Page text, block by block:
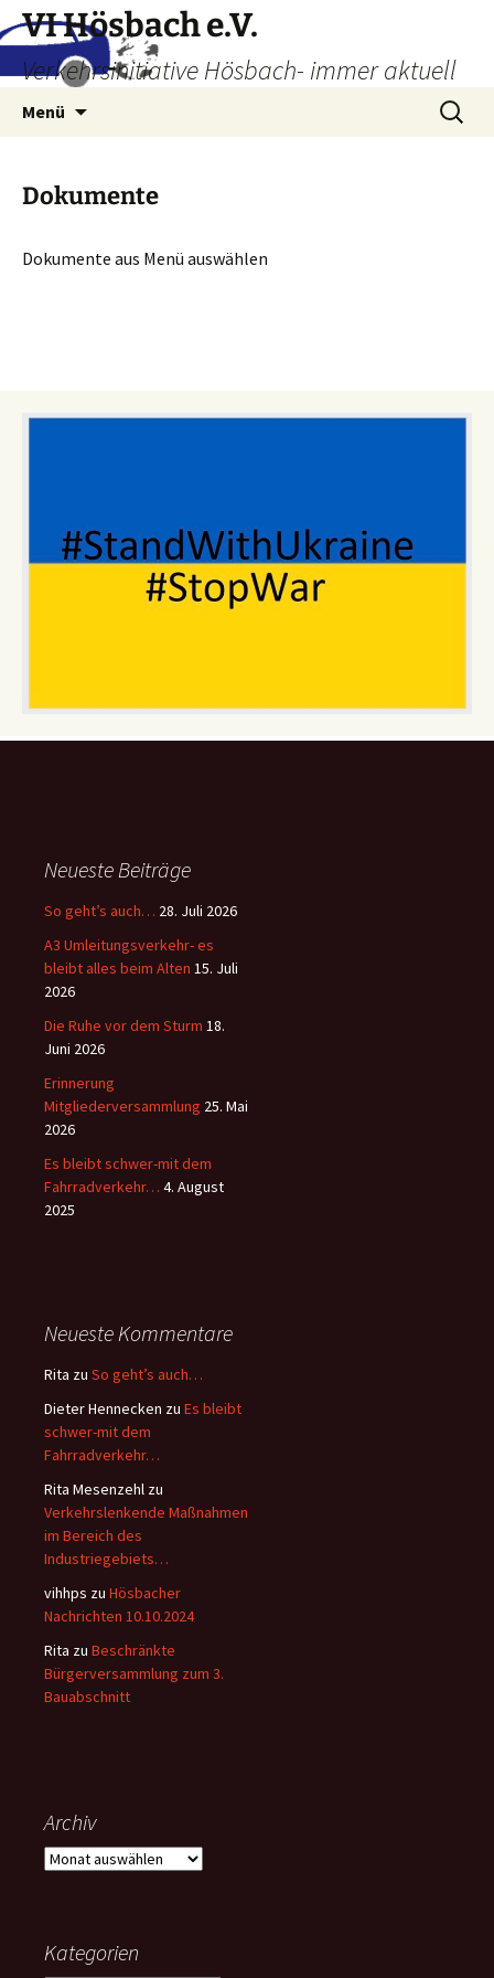
Zum
Inhalt
springen
VI Hösbach e.V.
Verkehrsinitiative Hösbach- immer aktuell
Menü
Suchen
nach:
Dokumente
Dokumente aus Menü auswählen
Neueste Beiträge
So geht’s auch… 28. Juli 2026
A3 Umleitungsverkehr- es
bleibt alles beim Alten 15. Juli
2026
Die Ruhe vor dem Sturm 18.
Juni 2026
Erinnerung
Mitgliederversammlung 25. Mai
2026
Es bleibt schwer-mit dem
Fahrradverkehr… 4. August
2025
Neueste Kommentare
Rita zu So geht’s auch…
Dieter Hennecken zu Es bleibt
schwer-mit dem
Fahrradverkehr…
Rita Mesenzehl zu
Verkehrslenkende Maßnahmen
im Bereich des
Industriegebiets…
vihhps zu Hösbacher
Nachrichten 10.10.2024
Rita zu Beschränkte
Bürgerversammlung zum 3.
Bauabschnitt
Archiv
Archiv
Kategorien